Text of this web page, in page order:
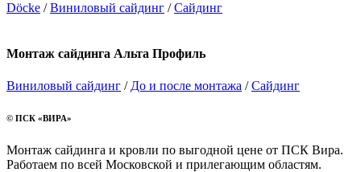
Döcke /Виниловый сайдинг /Сайдинг
Монтаж сайдинга Альта Профиль
Виниловый сайдинг / До и после монтажа /Сайдинг
© ПСК «ВИРА»
Монтаж сайдинга и кровли по выгодной цене от ПСК Вира.
Работаем по всей Московской и прилегающим областям.